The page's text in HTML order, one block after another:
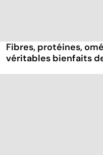
Fibres, protéines,
véritables bienfaits